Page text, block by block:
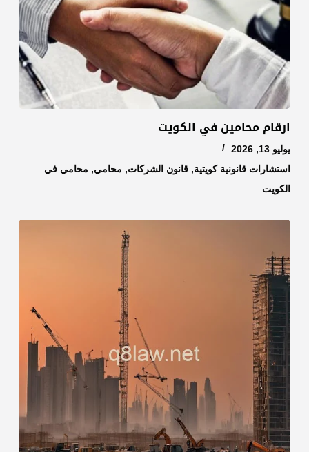
ارقام محامين في الكويت
يوليو 13, 2026
استشارات قانونية كويتية, قانون الشركات, محامي, محامي في
الكويت